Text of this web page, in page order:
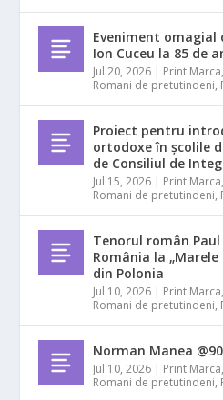
Eveniment
Ion Cuceu la 85 de
Jul 20, 2026 | Print Marca,
Romani de pretutindeni,
Proiect pentru
ortodoxe în școlile
de Consiliul de
Jul 15, 2026 | Print Marca,
Romani de pretutindeni,
Tenorul român
România la
din Polonia
Jul 10, 2026 | Print Marca,
Romani de pretutindeni,
Norman Manea
Jul 10, 2026 | Print Marca,
Romani de pretutindeni,